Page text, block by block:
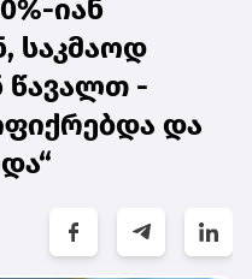
იან
საკმაოდ
წავალთ -
და